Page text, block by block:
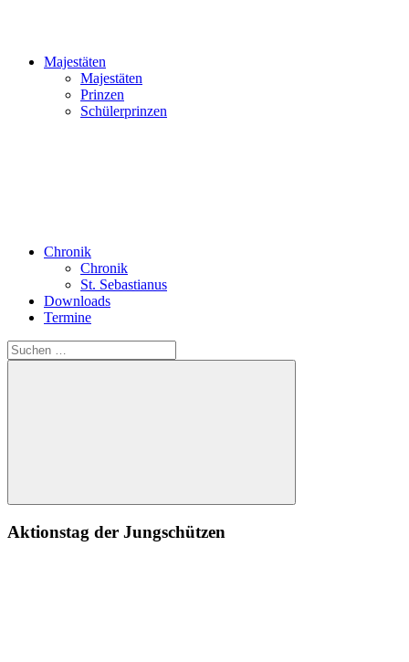
Majestäten
Majestäten
Prinzen
Schülerprinzen
Chronik
Chronik
St. Sebastianus
Downloads
Termine
Suchen
nach:
Suchen
Aktionstag der Jungschützen